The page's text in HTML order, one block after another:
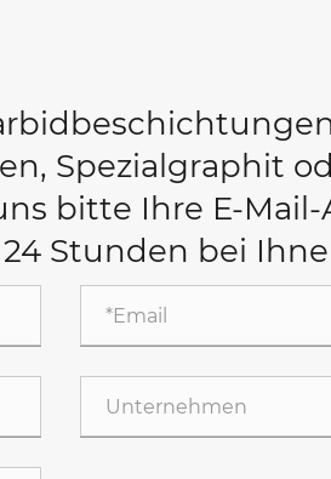
Spezialgraphit
bitte Ihre E-Mail-
Stunden bei